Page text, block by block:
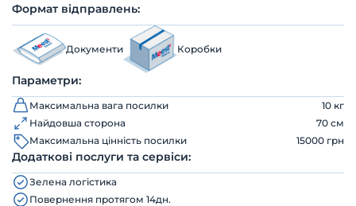
Формат відправлень:
Документи Коробки
Параметри:
Максимальна вага посилки
10 кг
Найдовша сторона
70 см
Максимальна цінність посилки
15000 грн
Додаткові послуги та сервіси:
Зелена логістика
Повернення протягом 14дн.